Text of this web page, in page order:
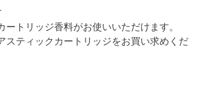
トリッジ香料がお使いいただけます。
スティックカートリッジをお買い求めくだ